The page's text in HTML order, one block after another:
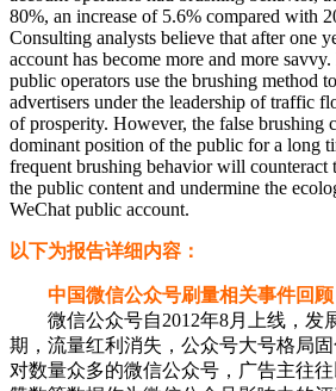
80%, an increase of 5.6% compared with
Consulting analysts believe that after one
account has become more and more
public operators use the brushing method
advertisers under the leadership of traffic
of prosperity. However, the false brushing
dominant position of the public for a long
frequent brushing behavior will counteract
the public content and undermine the
WeChat public account.
以下为报告详细内容：
中国微信公众号刷量相关事件回顾
微信公众号自2012年8月上线，发
期，流量红利消失，公众号大号格局
对数量众多的微信公众号，广告主往